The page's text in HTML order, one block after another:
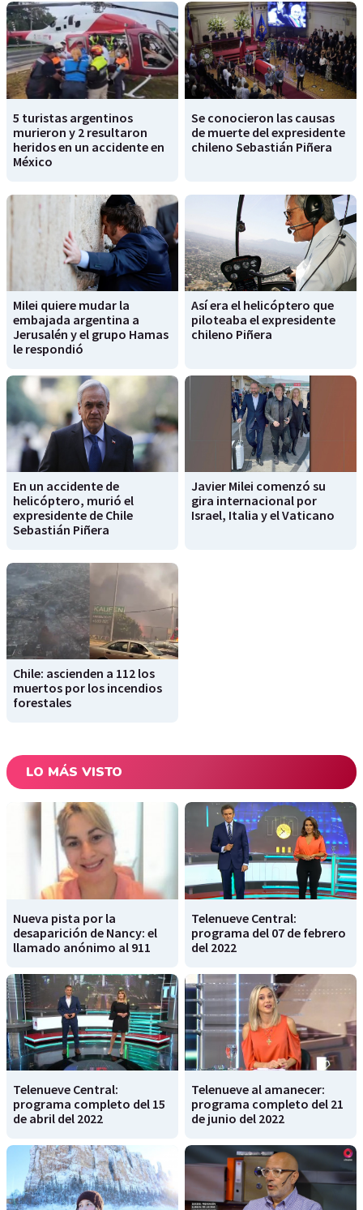
5 turistas argentinos
murieron y 2 resultaron
heridos en un accidente en
México
Se conocieron las causas
de muerte del expresidente
chileno Sebastián Piñera
Milei quiere mudar la
embajada argentina a
Jerusalén y el grupo Hamas
le respondió
Así era el helicóptero que
piloteaba el expresidente
chileno Piñera
En un accidente de
helicóptero, murió el
expresidente de Chile
Sebastián Piñera
Javier Milei comenzó su
gira internacional por
Israel, Italia y el Vaticano
Chile: ascienden a 112 los
muertos por los incendios
forestales
LO MÁS VISTO
Nueva pista por la
desaparición de Nancy: el
llamado anónimo al 911
Telenueve Central:
programa del 07 de febrero
del 2022
Telenueve Central:
programa completo del 15
de abril del 2022
Telenueve al amanecer:
programa completo del 21
de junio del 2022